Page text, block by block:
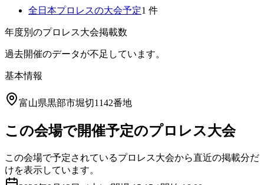
全日本プロレスの大会予定1 件
年度別のプロレス大会掲載数
過去開催のデータが不足しています。
基本情報
富山県黒部市堀切1142番地
この会場で開催予定のプロレス大会
この会場で予定されているプロレス大会から直近の掲載分だ
けを表示しています。